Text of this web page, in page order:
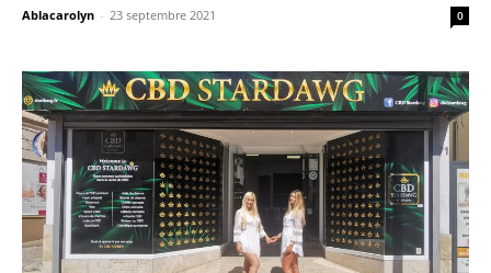
Ablacarolyn - 23 septembre 2021 0